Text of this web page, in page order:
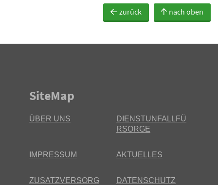
zurück nach oben
SiteMap
ÜBER UNS
DIENSTUNFALLFÜ
RSORGE
IMPRESSUM AKTUELLES
ZUSATZVERSORG
DATENSCHUTZ